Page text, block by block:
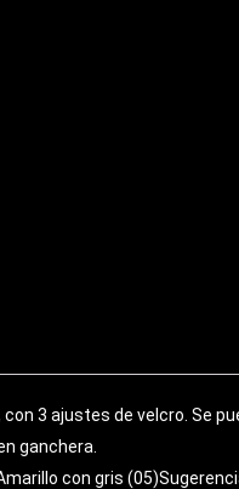
3 ajustes de velcro. Se
ganchera.
con gris